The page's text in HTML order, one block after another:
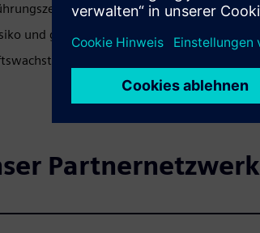
und geringere Kosten
in Schwung
Partnernetzwerk